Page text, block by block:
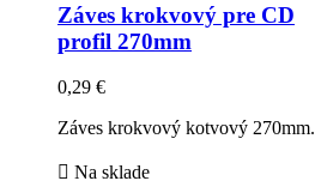
Záves krokvový pre CD
profil 270mm
0,29 €
Záves krokvový kotvový 270mm.
 Na sklade